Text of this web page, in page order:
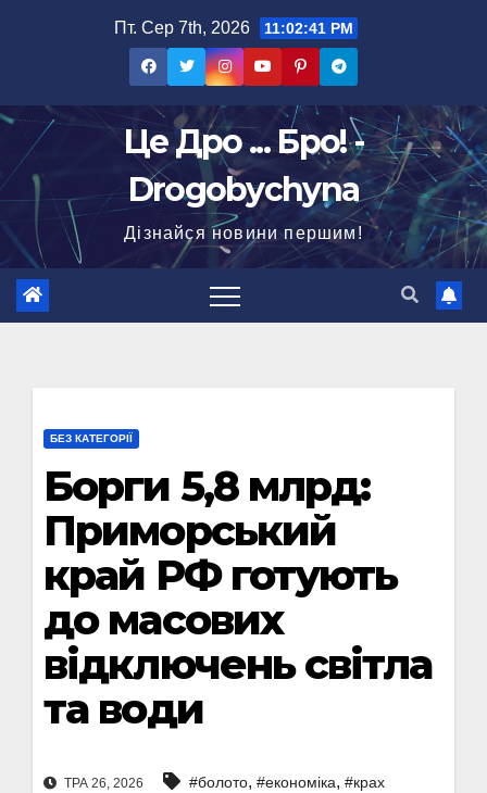
Пт. Сер 7th, 2026 11:02:42 PM
Це Дро ... Бро! -
Drogobychyna
Дізнайся новини першим!
БЕЗ КАТЕГОРІЇ
Борги 5,8 млрд:
Приморський
край РФ готують
до масових
відключень світла
та води
ТРА 26, 2026 #болото, #економіка, #крах